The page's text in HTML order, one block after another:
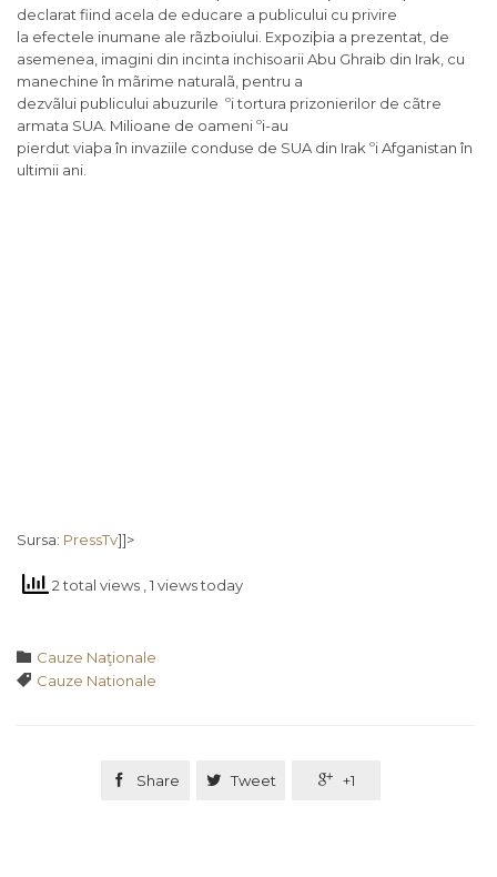
declarat fiind acela de educare a publicului cu privire
la efectele inumane ale rãzboiului. Expoziþia a prezentat, de
asemenea, imagini din incinta inchisoarii Abu Ghraib din Irak, cu
manechine în mãrime naturalã, pentru a
dezvãlui publicului abuzurile ºi tortura prizonierilor de cãtre
armata SUA. Milioane de oameni ºi-au
pierdut viaþa în invaziile conduse de SUA din Irak ºi Afganistan în
ultimii ani.
Sursa: PressTv]]>
2 total views , 1 views today
 Category
Cauze Naţionale
 Tags
Cauze Nationale
 Share  Tweet  +1